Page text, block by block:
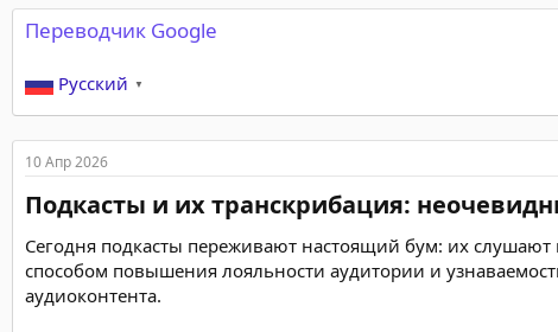
Переводчик Google
Русский ▼
10 Апр 2026
Подкасты и их транскрибация:
Сегодня подкасты переживают настоящий бум: их
способом повышения лояльности аудитории и
аудиоконтента.